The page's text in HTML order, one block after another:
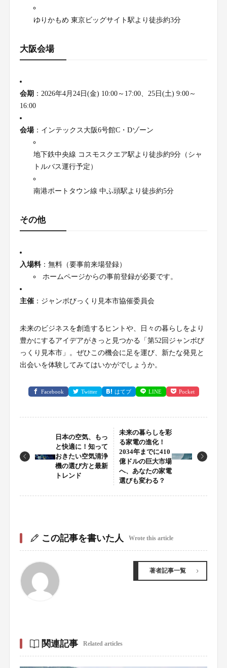
ゆりかもめ 東京ビッグサイト駅より徒歩約3分
大阪会場
会期 ：2026年4月24日(金) 10:00～17:00、25日(土) 9:00～
16:00
会場：インテックス大阪6号館C・Dゾーン
地下鉄中央線 コスモスクエア駅より徒歩約9分（シャ
トルバス運行予定）
南港ポートタウン線 中ふ頭駅より徒歩約5分
その他
入場料：無料（要事前来場登録）
ホームページからの事前登録が必要です。
主催：ジャンボびっくり見本市協催委員会
未来のビジネスを創造するヒントや、日々の暮らしをより
豊かにするアイデアがきっと見つかる「第52回ジャンボび
っくり見本市」。ぜひこの機会に足を運び、新たな発見と
出会いを体験してみてはいかがでしょうか。
Facebook Twitter はてブ LINE Pocket
日本の空気、もっ
と快適に！知って
おきたい空気清浄
機の選び方と最新
トレンド
未来の暮らしを彩
る家電の進化！
2034年までに410
億ドルの巨大市場
へ、あなたの家電
選びも変わる？
この記事を書いた人 Wrote this article
著者記事一覧
関連記事 Related articles